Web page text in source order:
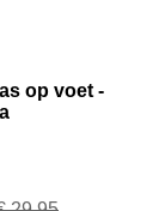
op voet -